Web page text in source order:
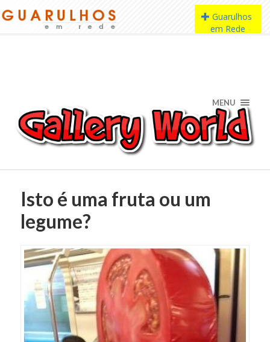
MENU
Isto é uma fruta ou um
legume?